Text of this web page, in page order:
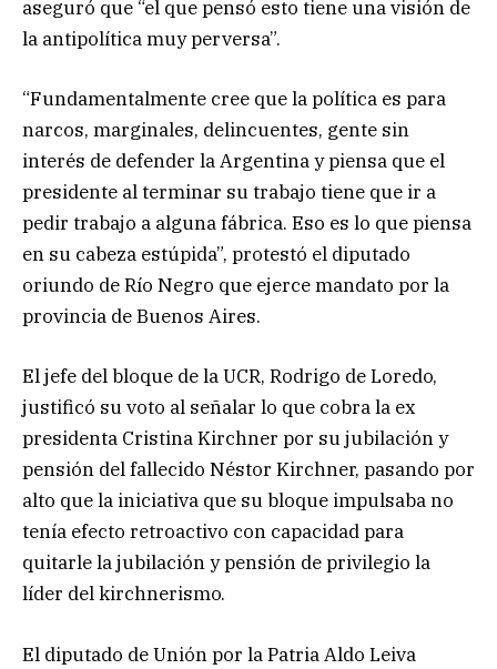
aseguró que “el que pensó esto tiene una visión de
la antipolítica muy perversa”.
“Fundamentalmente cree que la política es para
narcos, marginales, delincuentes, gente sin
interés de defender la Argentina y piensa que el
presidente al terminar su trabajo tiene que ir a
pedir trabajo a alguna fábrica. Eso es lo que piensa
en su cabeza estúpida”, protestó el diputado
oriundo de Río Negro que ejerce mandato por la
provincia de Buenos Aires.
El jefe del bloque de la UCR, Rodrigo de Loredo,
justificó su voto al señalar lo que cobra la ex
presidenta Cristina Kirchner por su jubilación y
pensión del fallecido Néstor Kirchner, pasando por
alto que la iniciativa que su bloque impulsaba no
tenía efecto retroactivo con capacidad para
quitarle la jubilación y pensión de privilegio la
líder del kirchnerismo.
El diputado de Unión por la Patria Aldo Leiva